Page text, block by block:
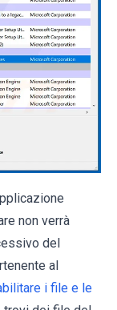
non verrà
del
al
i file e le